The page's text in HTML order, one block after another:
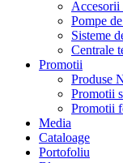
Accesorii
Pompe
Sisteme
Centrale
Promotii
Produse
Promotii
Promotii
Media
Cataloage
Portofoliu